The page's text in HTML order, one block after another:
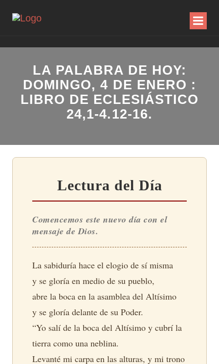
LA PALABRA DE HOY:
DOMINGO, 4 DE ENERO :
LIBRO DE ECLESIÁSTICO
24,1-4.12-16.
Lectura del Día
Comencemos este nuevo día con el
mensaje de Dios.
La sabiduría hace el elogio de sí misma
y se gloría en medio de su pueblo,
abre la boca en la asamblea del Altísimo
y se gloría delante de su Poder.
“Yo salí de la boca del Altísimo y cubrí la
tierra como una neblina.
Levanté mi carpa en las alturas, y mi trono